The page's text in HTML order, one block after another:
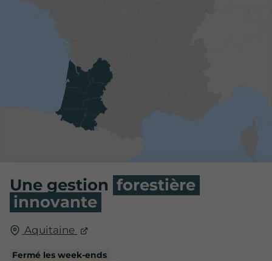
Une gestion forestière
innovante
Aquitaine
Fermé les week-ends